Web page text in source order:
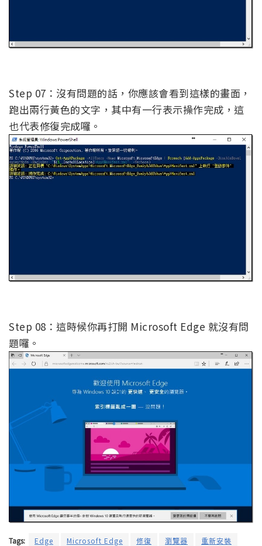
Step 07：沒有問題的話，你應該會看到這樣的畫面，
跑出兩行黃色的文字，其中有一行表示操作完成，這
也代表修復完成囉。
Step 08：這時候你再打開 Microsoft Edge 就沒有問
題囉。
Tags: Edge Microsoft Edge 修復 瀏覽器 重新安裝